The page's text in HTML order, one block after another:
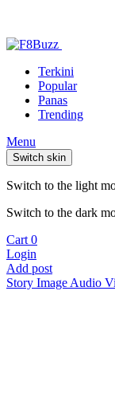
Terkini
Popular
Panas
Trending
Menu
Switch skin
Switch to the light
Switch to the dark
Cart 0
Login
Add post
Story Image Audio